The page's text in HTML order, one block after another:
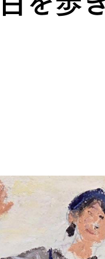
用パッチとバックパックの